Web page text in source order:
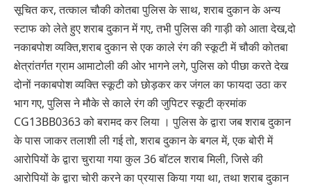
सूचित कर, तत्काल चौकी कोतबा पुलिस के साथ, शराब दुकान के अन्य
स्टाफ को लेते हुए शराब दुकान में गए, तभी पुलिस की गाड़ी को आता देख,दो
नकाबपोश व्यक्ति,शराब दुकान से एक काले रंग की स्कूटी में चौकी कोतबा
क्षेत्रांतर्गत ग्राम आमाटोली की ओर भागने लगे, पुलिस को पीछा करते देख
दोनों नकाबपोश व्यक्ति स्कूटी को छोड़कर कर जंगल का फायदा उठा कर
भाग गए, पुलिस ने मौके से काले रंग की जुपिटर स्कूटी क्रमांक
CG13BB0363 को बरामद कर लिया । पुलिस के द्वारा जब शराब दुकान
के पास जाकर तलाशी ली गई तो, शराब दुकान के बगल में, एक बोरी में
आरोपियों के द्वारा चुराया गया कुल 36 बॉटल शराब मिली, जिसे की
आरोपियों के द्वारा चोरी करने का प्रयास किया गया था, तथा शराब दुकान